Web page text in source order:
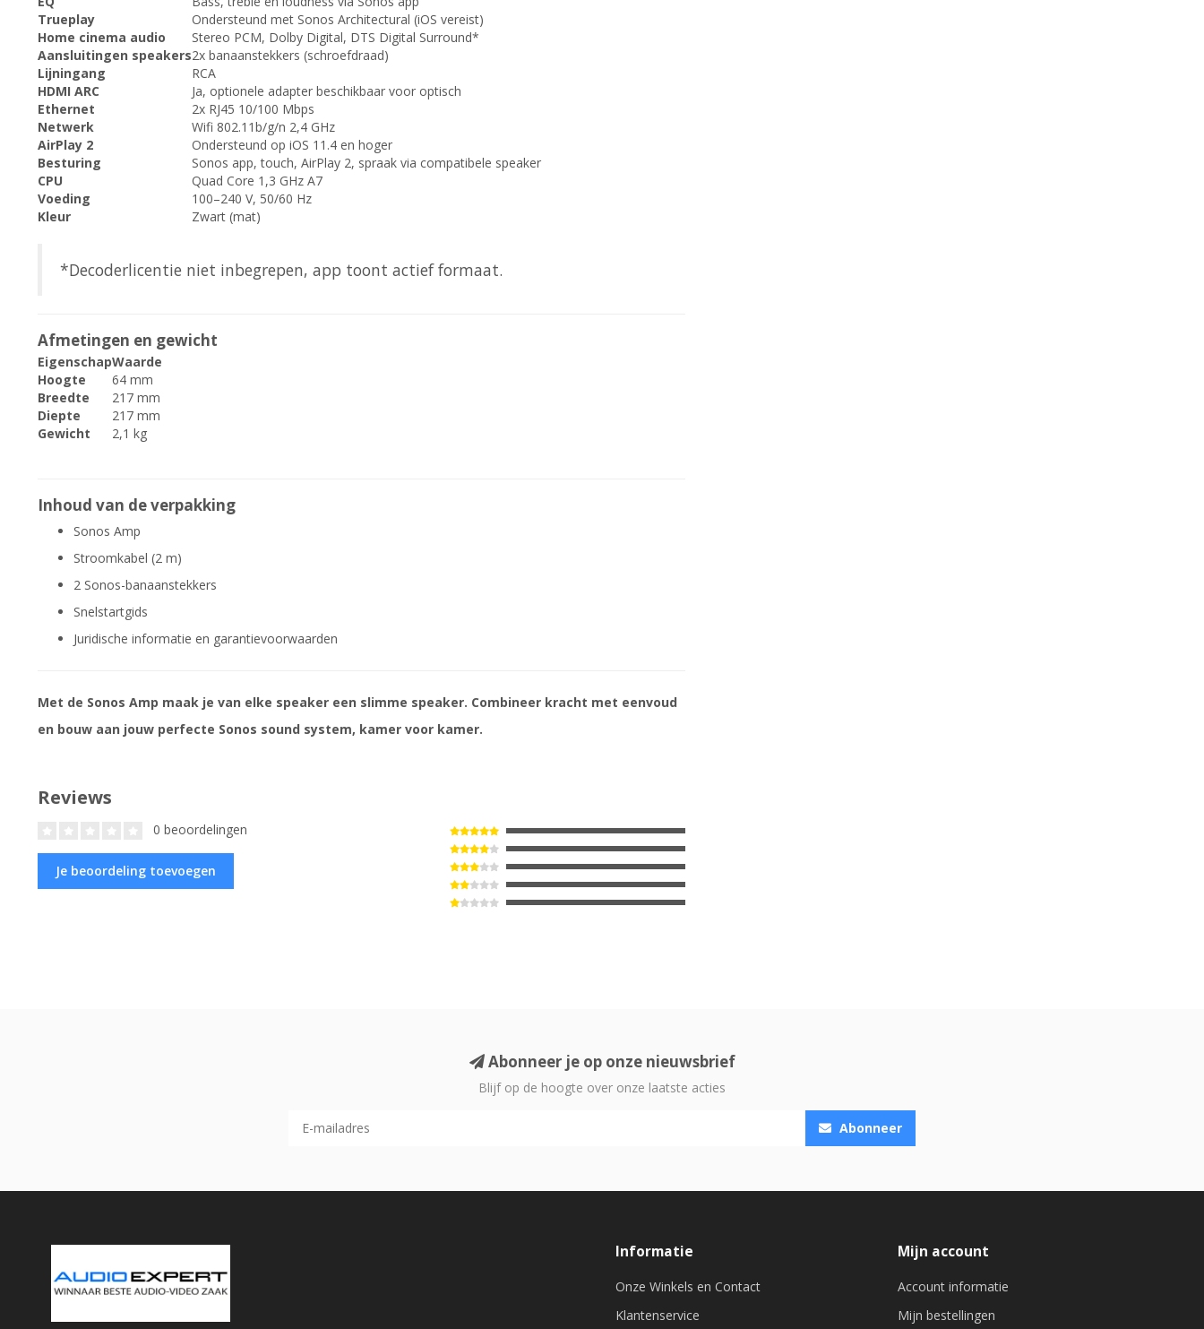
Trueplay
Ondersteund met Sonos Architectural (iOS vereist)
Home cinema audio
Stereo PCM, Dolby Digital, DTS Digital Surround*
Aansluitingen speakers2x banaanstekkers (schroefdraad)
Lijningang
RCA
HDMI ARC
Ja, optionele adapter beschikbaar voor optisch
Ethernet
2x RJ45 10/100 Mbps
Netwerk
Wifi 802.11b/g/n 2,4 GHz
AirPlay 2
Ondersteund op iOS 11.4 en hoger
Besturing
Sonos app, touch, AirPlay 2, spraak via compatibele speaker
CPU
Quad Core 1,3 GHz A7
Voeding
100–240 V, 50/60 Hz
Kleur
Zwart (mat)
*Decoderlicentie niet inbegrepen, app toont actief formaat.
Afmetingen en gewicht
EigenschapWaarde
Hoogte
64 mm
Breedte
217 mm
Diepte
217 mm
Gewicht
2,1 kg
Inhoud van de verpakking
Sonos Amp
Stroomkabel (2 m)
2 Sonos-banaanstekkers
Snelstartgids
Juridische informatie en garantievoorwaarden
Met de Sonos Amp maak je van elke speaker een slimme speaker. Combineer kracht met eenvoud
en bouw aan jouw perfecte Sonos sound system, kamer voor kamer.
Reviews
0 beoordelingen
Je beoordeling toevoegen
Abonneer je op onze nieuwsbrief
Blijf op de hoogte over onze laatste acties
Abonneer
Informatie
Onze Winkels en Contact
Klantenservice
Mijn account
Account informatie
Mijn bestellingen